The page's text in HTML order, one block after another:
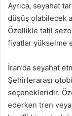
Ayrıca, seyahat
düşüş olabilecek
Özellikle tatil
fiyatlar yükselme
İran’da seyahat
Şehirlerarası
seçenekleridir.
ederken tren